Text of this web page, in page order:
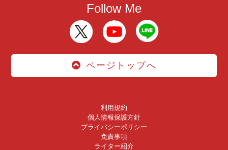
Follow Me
ページトップへ
利用規約
個人情報保護方針
プライバシーポリシー
免責事項
ライター紹介